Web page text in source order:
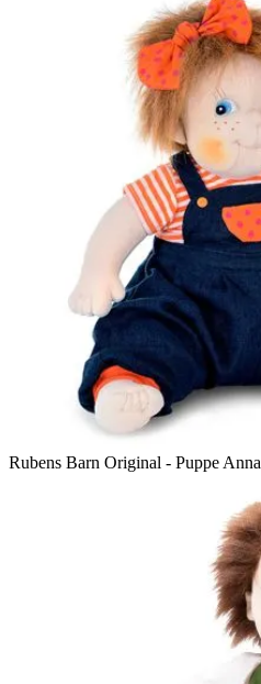
Rubens Barn Original - Puppe Anna